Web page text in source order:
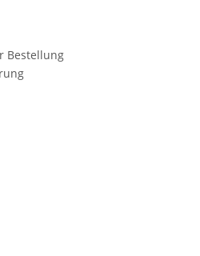
Bestellung